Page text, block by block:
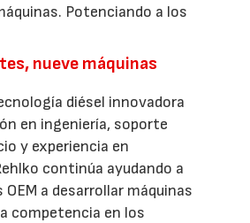
Potenciando a los
nueve máquinas
diésel innovadora
en ingeniería, soporte
y experiencia en
continúa ayudando a
a desarrollar máquinas
competencia en los